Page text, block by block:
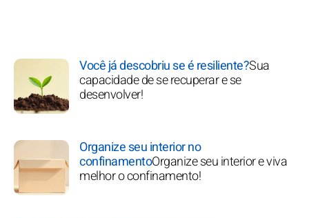
Você já descobriu se é resiliente?Sua
capacidade de se recuperar e se
desenvolver!
Organize seu interior no
confinamentoOrganize seu interior e viva
melhor o confinamento!